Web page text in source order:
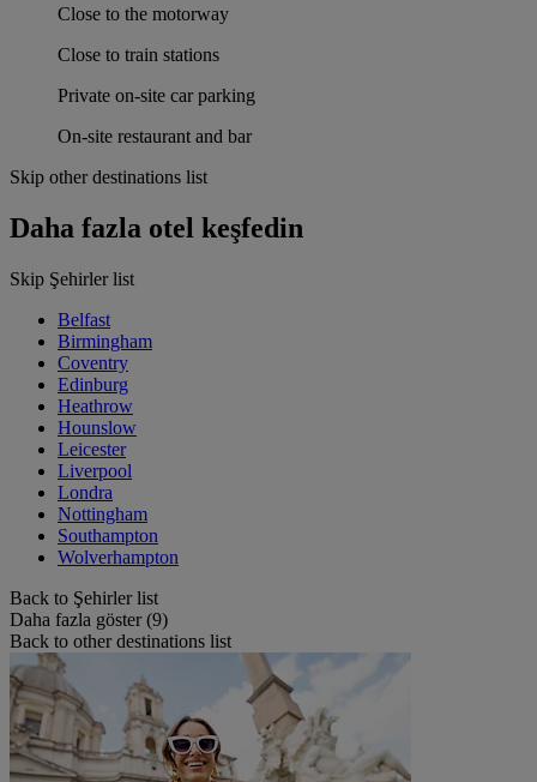
Close to the motorway
Close to train stations
Private on-site car parking
On-site restaurant and bar
Skip other destinations list
Daha fazla otel keşfedin
Skip Şehirler list
Belfast
Birmingham
Coventry
Edinburg
Heathrow
Hounslow
Leicester
Liverpool
Londra
Nottingham
Southampton
Wolverhampton
Back to Şehirler list
Daha fazla göster (9)
Back to other destinations list